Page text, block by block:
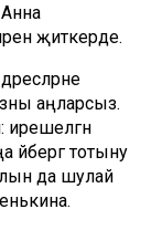
җиткерде.
аңларсыз.
тотыну
да шулай